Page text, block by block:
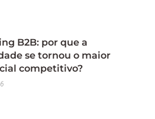
B2B: por que a
se tornou o maior
competitivo?